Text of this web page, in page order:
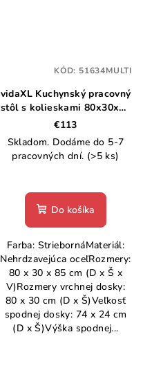
vidaXL Kuchynský pracovný
stôl s kolieskami 80x30x85
cm nerezový
€113
Skladom. Dodáme do 5-7
pracovných dní. (>5 ks)
Do košíka
Farba: StriebornáMateriál:
Nehrdzavejúca oceľRozmery:
80 x 30 x 85 cm (D x Š x
V)Rozmery vrchnej dosky:
80 x 30 cm (D x Š)Veľkosť
spodnej dosky: 74 x 24 cm
(D x Š)Výška spodnej...
KÓD: 51634MULTI